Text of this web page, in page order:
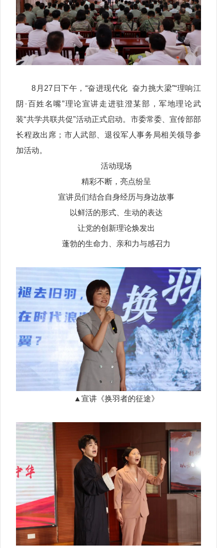
8月27日下午，“奋进现代化 奋力挑大梁”“理响江
阴·百姓名嘴”理论宣讲走进驻澄某部，军地理论武
装“共学共联共促”活动正式启动。市委常委、宣传部部
长程政出席；市人武部、退役军人事务局相关领导参
加活动。
活动现场
精彩不断，亮点纷呈
宣讲员们结合自身经历与身边故事
以鲜活的形式、生动的表达
让党的创新理论焕发出
蓬勃的生命力、亲和力与感召力
▲宣讲《换羽者的征途》